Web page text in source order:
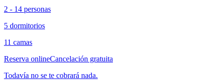
2 - 14 personas
5 dormitorios
11 camas
Reserva onlineCancelación gratuita
Todavía no se te cobrará nada.